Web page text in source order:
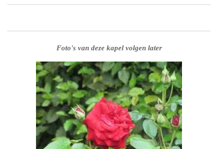
Foto's van deze kapel volgen later